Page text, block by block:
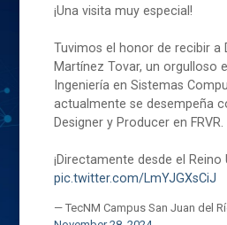
¡Una visita muy especial!
Tuvimos el honor de recibir a
Martínez Tovar, un orgulloso
Ingeniería en Sistemas
actualmente se desempeña
Designer y Producer en FRVR.
¡Directamente desde el
pic.twitter.com/LmYJGXsCiJ
— TecNM Campus San Juan del